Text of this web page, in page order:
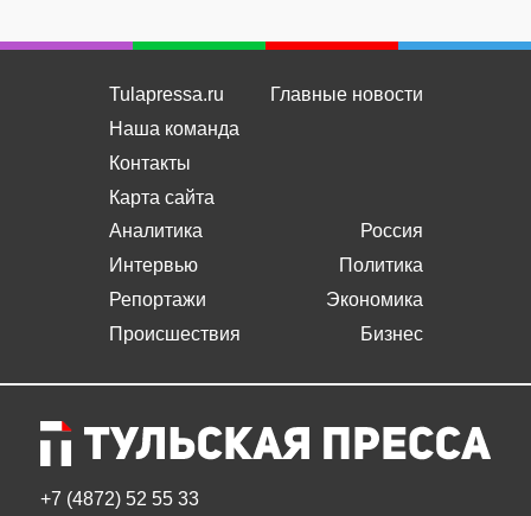
Tulapressa.ru
Наша команда
Контакты
Карта сайта
Главные новости
Аналитика
Интервью
Репортажи
Происшествия
Россия
Политика
Экономика
Бизнес
+7 (4872) 52 55 33